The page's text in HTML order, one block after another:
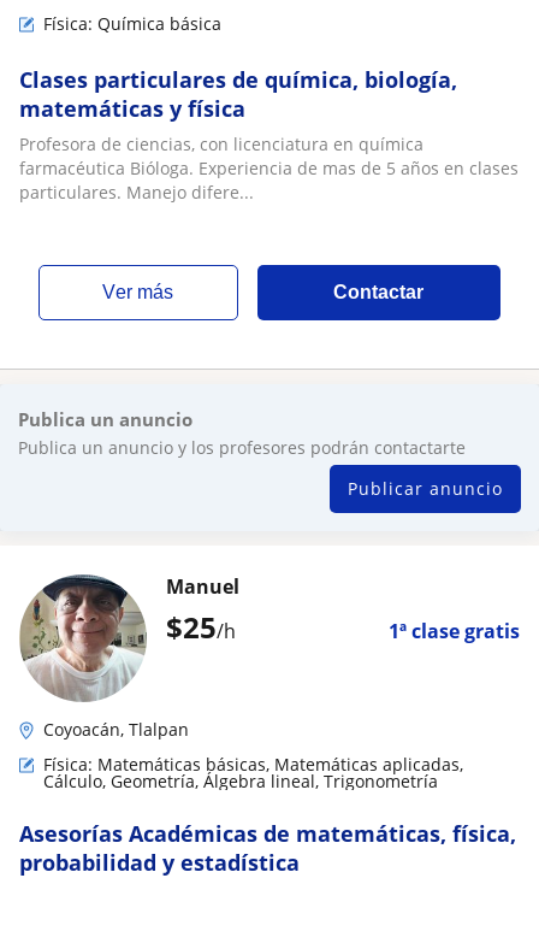
Física: Química básica
Clases particulares de química, biología,
matemáticas y física
Profesora de ciencias, con licenciatura en química
farmacéutica Bióloga. Experiencia de mas de 5 años en clases
particulares. Manejo difere...
ver más Contactar
Publica un anuncio
Publica un anuncio y los profesores podrán contactarte
Publicar anuncio
$25/h 1ª clase gratis
Manuel
Coyoacán, Tlalpan
Física: Matemáticas básicas, Matemáticas aplicadas,
Cálculo, Geometría, Álgebra lineal, Trigonometría
Asesorías Académicas de matemáticas, física,
probabilidad y estadística